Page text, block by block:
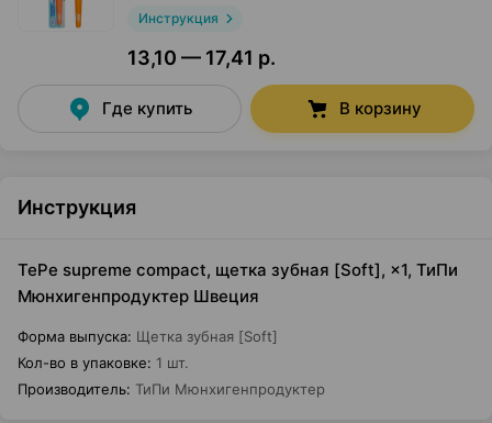
Инструкция
13,10 — 17,41 р.
Где купить В корзину
Инструкция
TePe supreme compact, щетка зубная [Soft], ×1, ТиПи
Мюнхигенпродуктер Швеция
Форма выпуска: Щетка зубная [Soft]
Кол-во в упаковке: 1 шт.
Производитель: ТиПи Мюнхигенпродуктер